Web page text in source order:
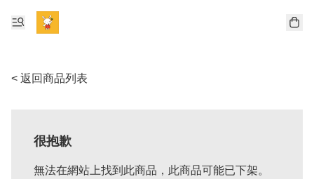
< 返回商品列表
很抱歉
無法在網站上找到此商品，此商品可能已下架。